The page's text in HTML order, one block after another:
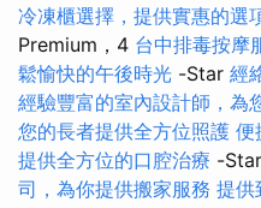
冷凍櫃選擇，提供實惠的選
Premium，4 台中排毒按摩
鬆愉快的午後時光 -Star 經
經驗豐富的室內設計師，為
您的長者提供全方位照護 便
提供全方位的口腔治療 -Star
司，為你提供搬家服務 提供